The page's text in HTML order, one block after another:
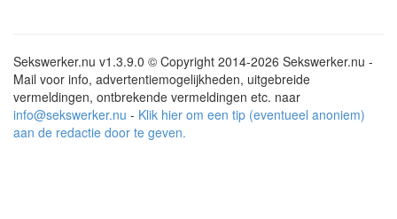
Sekswerker.nu v1.3.9.0 © Copyright 2014-2026 Sekswerker.nu -
Mail voor info, advertentiemogelijkheden, uitgebreide
vermeldingen, ontbrekende vermeldingen etc. naar
info@sekswerker.nu - Klik hier om een tip (eventueel anoniem)
aan de redactie door te geven.